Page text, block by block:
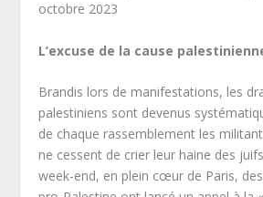
octobre 2023
L’excuse de la cause
Brandis lors de manifestations, les
palestiniens sont devenus
de chaque rassemblement les
ne cessent de crier leur haine des juifs
week-end, en plein cœur de Paris,